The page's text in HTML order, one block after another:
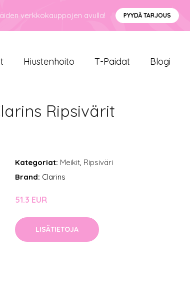
verkkokauppojen avulla! PYYDÄ TARJOUS
Hiustenhoito T-Paidat Blogi
Ripsivärit
Kategoriat: Meikit, Ripsiväri
Brand: Clarins
51.3 EUR
LISÄTIETOJA